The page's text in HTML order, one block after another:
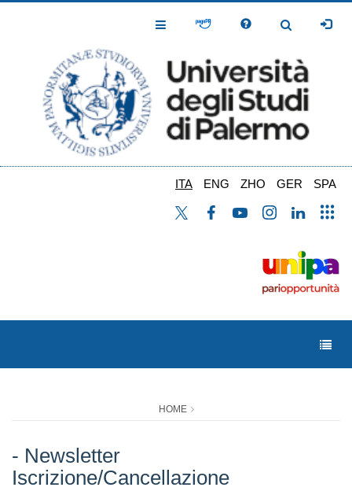
Toggle
Toggle
ITA ENG ZHO GER SPA
HOME
- Newsletter
Iscrizione/Cancellazione